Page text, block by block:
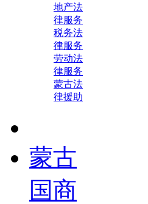
地产法
律服务
税务法
律服务
劳动法
律服务
蒙古法
律援助
蒙古
国商